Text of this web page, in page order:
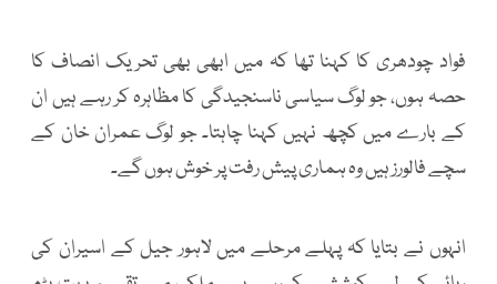
فواد چودھری کا کہنا تھا کہ میں ابھی بھی تحریک انصاف کا
حصہ ہوں، جو لوگ سیاسی ناسنجیدگی کا مظاہرہ کر رہے ہیں ان
کے بارے میں کچھ نہیں کہنا چاہتا۔ جو لوگ عمران خان کے
سچے فالورز ہیں وہ ہماری پیش رفت پر خوش ہوں گے۔
انہوں نے بتایا کہ پہلے مرحلے میں لاہور جیل کے اسیران کی